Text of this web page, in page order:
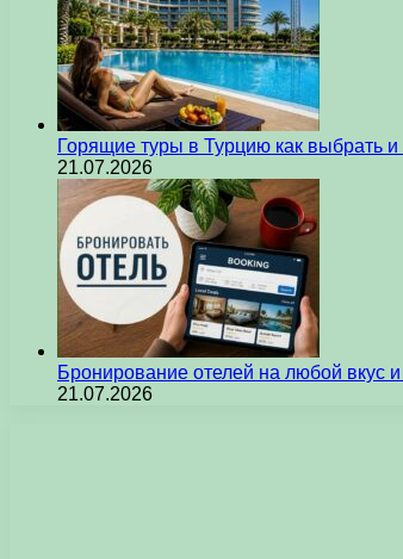
Горящие туры в Турцию как выбрать
21.07.2026
Бронирование отелей на любой вкус
21.07.2026